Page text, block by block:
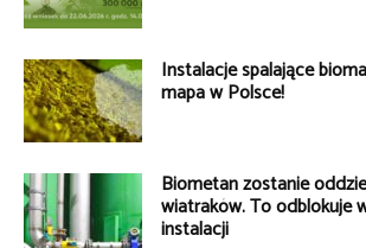
Instalacje spalające
mapa w Polsce!
Biometan zostanie
wiatraków. To odblokuje
instalacji